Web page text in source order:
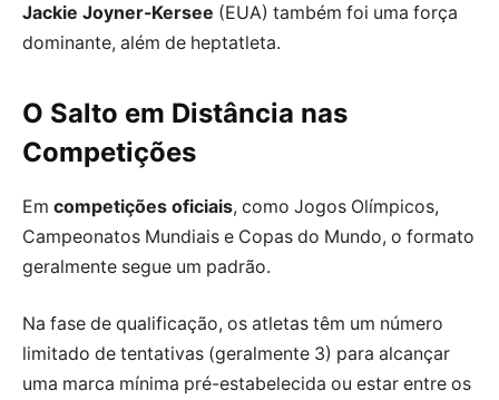
Jackie Joyner-Kersee (EUA) também foi uma força
dominante, além de heptatleta.
O Salto em Distância nas
Competições
Em competições oficiais, como Jogos Olímpicos,
Campeonatos Mundiais e Copas do Mundo, o formato
geralmente segue um padrão.
Na fase de qualificação, os atletas têm um número
limitado de tentativas (geralmente 3) para alcançar
uma marca mínima pré-estabelecida ou estar entre os